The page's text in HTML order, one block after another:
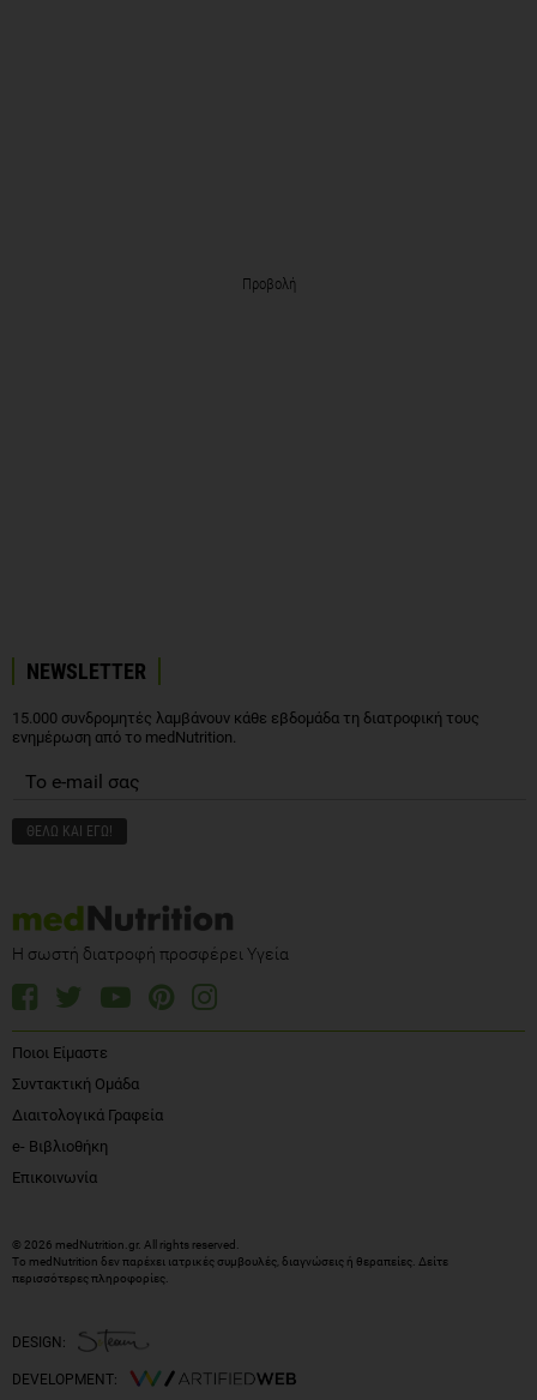
Προβολή
NEWSLETTER
15.000 συνδρομητές λαμβάνουν κάθε εβδομάδα τη διατροφική τους
ενημέρωση από το medNutrition.
Η σωστή διατροφή προσφέρει Υγεία
Ποιοι Είμαστε
Συντακτική Ομάδα
Διαιτολογικά Γραφεία
e- Βιβλιοθήκη
Επικοινωνία
© 2026 medNutrition.gr. All rights reserved.
Το medNutrition δεν παρέχει ιατρικές συμβουλές, διαγνώσεις ή θεραπείες. Δείτε
περισσότερες πληροφορίες
DESIGN:
DEVELOPMENT: